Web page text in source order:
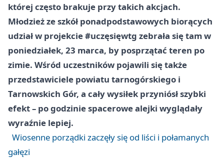
której często brakuje przy takich akcjach.
Młodzież ze szkół ponadpodstawowych biorących
udział w projekcie #uczęsięwtg zebrała się tam w
poniedziałek, 23 marca, by posprzątać teren po
zimie. Wśród uczestników pojawili się także
przedstawiciele powiatu tarnogórskiego i
Tarnowskich Gór, a cały wysiłek przyniósł szybki
efekt – po godzinie spacerowe alejki wyglądały
wyraźnie lepiej.
Wiosenne porządki zaczęły się od liści i połamanych
gałęzi